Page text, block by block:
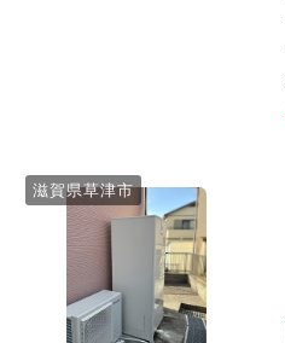
滋賀県草津市